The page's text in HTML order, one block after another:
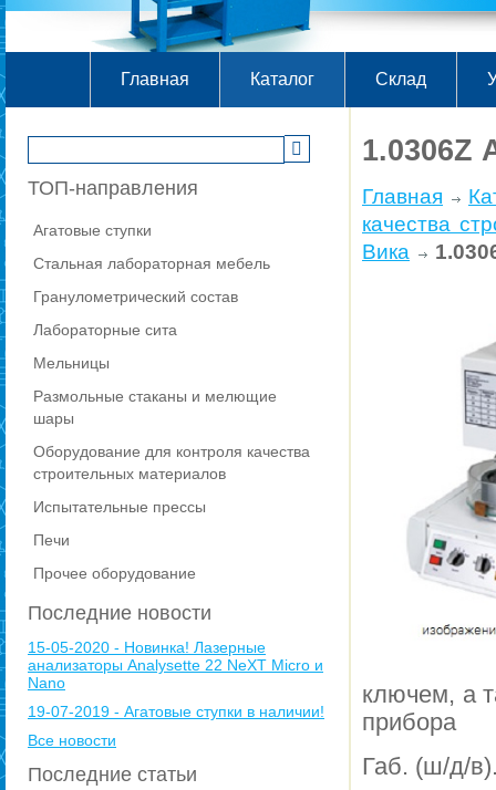
Главная Каталог Склад
ТОП-направления
Агатовые ступки
Стальная лабораторная мебель
Гранулометрический состав
Лабораторные сита
Мельницы
Размольные стаканы и мелющие
шары
Оборудование для контроля качества
строительных материалов
Испытательные прессы
Печи
Прочее оборудование
Последние новости
15-05-2020 - Новинка! Лазерные
анализаторы Analysette 22 NeXT Micro и
Nano
19-07-2019 - Агатовые ступки в наличии!
Все новости
Последние статьи
1.0306Z
Главная
качества
Вика
ключем, а
прибора
Габ. (ш/д/